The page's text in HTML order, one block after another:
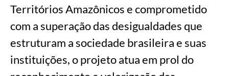
Territórios Amazônicos e comprometido
com a superação das desigualdades que
estruturam a sociedade brasileira e suas
instituições, o projeto atua em prol do